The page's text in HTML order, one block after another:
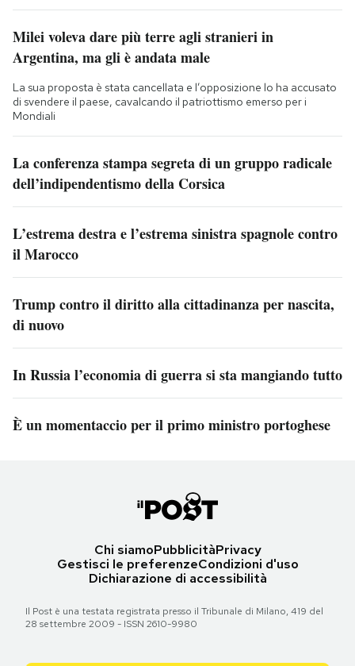
Milei voleva dare più terre agli stranieri in
Argentina, ma gli è andata male
La sua proposta è stata cancellata e l’opposizione lo ha accusato
di svendere il paese, cavalcando il patriottismo emerso per i
Mondiali
La conferenza stampa segreta di un gruppo radicale
dell’indipendentismo della Corsica
L’estrema destra e l’estrema sinistra spagnole contro
il Marocco
Trump contro il diritto alla cittadinanza per nascita,
di nuovo
In Russia l’economia di guerra si sta mangiando tutto
È un momentaccio per il primo ministro portoghese
Chi siamoPubblicitàPrivacy
Gestisci le preferenzeCondizioni d'uso
Dichiarazione di accessibilità
Il Post è una testata registrata presso il Tribunale di Milano, 419 del
28 settembre 2009 - ISSN 2610-9980